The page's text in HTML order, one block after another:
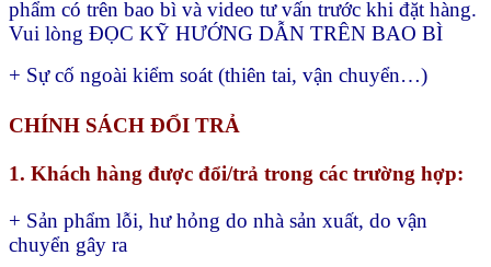
phẩm có trên bao bì và video tư vấn trước khi đặt hàng.
Vui lòng ĐỌC KỸ HƯỚNG DẪN TRÊN BAO BÌ
+ Sự cố ngoài kiểm soát (thiên tai, vận chuyển…)
CHÍNH SÁCH ĐỔI TRẢ
1. Khách hàng được đổi/trả trong các trường hợp:
+ Sản phẩm lỗi, hư hỏng do nhà sản xuất, do vận
chuyển gây ra